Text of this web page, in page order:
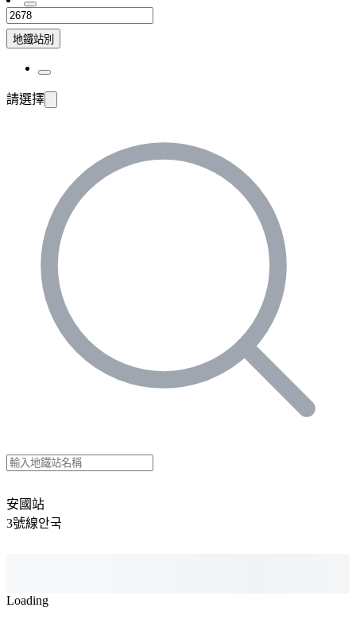
地鐵站別
請選擇
安國站
3號線안국
Loading